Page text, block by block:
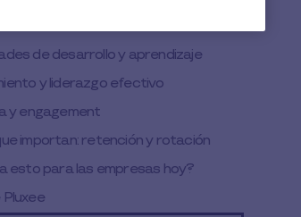
de desarrollo y aprendizaje
y liderazgo efectivo
y engagement
importan: retención y rotación
esto para las empresas hoy?